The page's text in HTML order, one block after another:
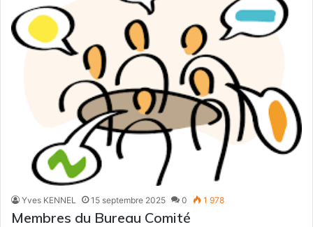
Yves KENNEL 15 septembre 2025 0 1 978
Membres du Bureau Comité